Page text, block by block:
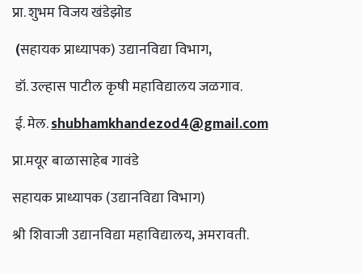
प्रा. शुभम विजय खंडेझोड
(सहायक प्राध्यापक) उद्यानविद्या विभाग,
डॉ. उल्हास पाटील कृषी महाविद्यालय जळगाव.
ई. मेल.shubhamkhandezod4@gmail.com
प्रा.मयूर बाळासाहेब गावंडे
सहायक प्राध्यापक (उद्यानविद्या विभाग)
श्री शिवाजी उद्यानविद्या महाविद्यालय,अमरावती.